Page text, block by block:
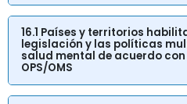
16.1 Países y territorios
legislación y las políticas
salud mental de acuerdo
OPS/OMS